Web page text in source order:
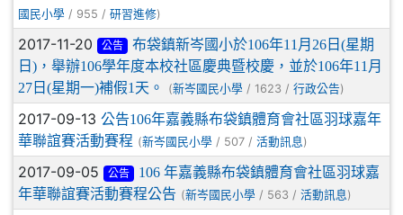
國民小學 / 955 / 研習進修)
2017-11-20 公告
布袋鎮新岑國小於106年11月26日(星期
日)，舉辦106學年度本校社區慶典暨校慶，並於106年11月
27日(星期一)補假1天。
(新岑國民小學 / 1623 / 行政公告)
2017-09-13 公告106年嘉義縣布袋鎮體育會社區羽球嘉年
華聯誼賽活動賽程 (新岑國民小學 / 507 / 活動訊息 )
2017-09-05 公告
106 年嘉義縣布袋鎮體育會社區羽球嘉
年華聯誼賽活動賽程公告 (新岑國民小學 / 563 / 活動訊息 )